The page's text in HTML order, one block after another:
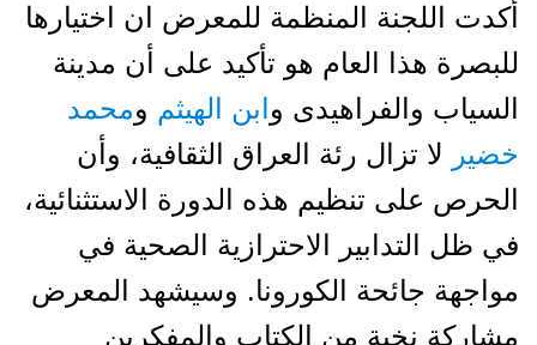
أكدت اللجنة المنظمة للمعرض ان اختيارها
للبصرة هذا العام هو تأكيد على أن مدينة
السياب والفراهيدى و ابن الهيثم ومحمد
خضير لا تزال رئة العراق الثقافية، وأن
الحرص على تنظيم هذه الدورة الاستثنائية،
في ظل التدابير الاحترازية الصحية في
مواجهة جائحة الكورونا. وسيشهد المعرض
مشاركة نخبة من الكتاب والمفكرين